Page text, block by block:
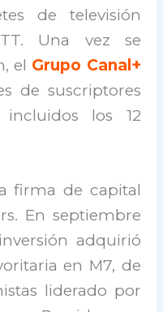
de televisión
Una vez se
el Grupo Canal+
de suscriptores
los 12
firma de capital
En septiembre
adquirió
en M7, de
liderado por